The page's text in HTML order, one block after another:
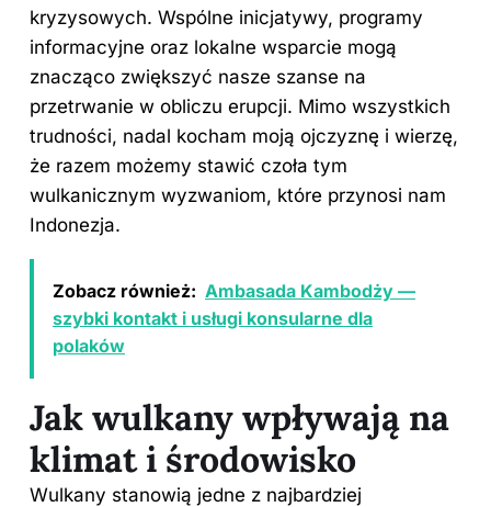
kryzysowych. Wspólne inicjatywy, programy
informacyjne oraz lokalne wsparcie mogą
znacząco zwiększyć nasze szanse na
przetrwanie w obliczu erupcji. Mimo wszystkich
trudności, nadal kocham moją ojczyznę i wierzę,
że razem możemy stawić czoła tym
wulkanicznym wyzwaniom, które przynosi nam
Indonezja.
Zobacz również: Ambasada Kambodży —
szybki kontakt i usługi konsularne dla
polaków
Jak wulkany wpływają na
klimat i środowisko
Wulkany stanowią jedne z najbardziej